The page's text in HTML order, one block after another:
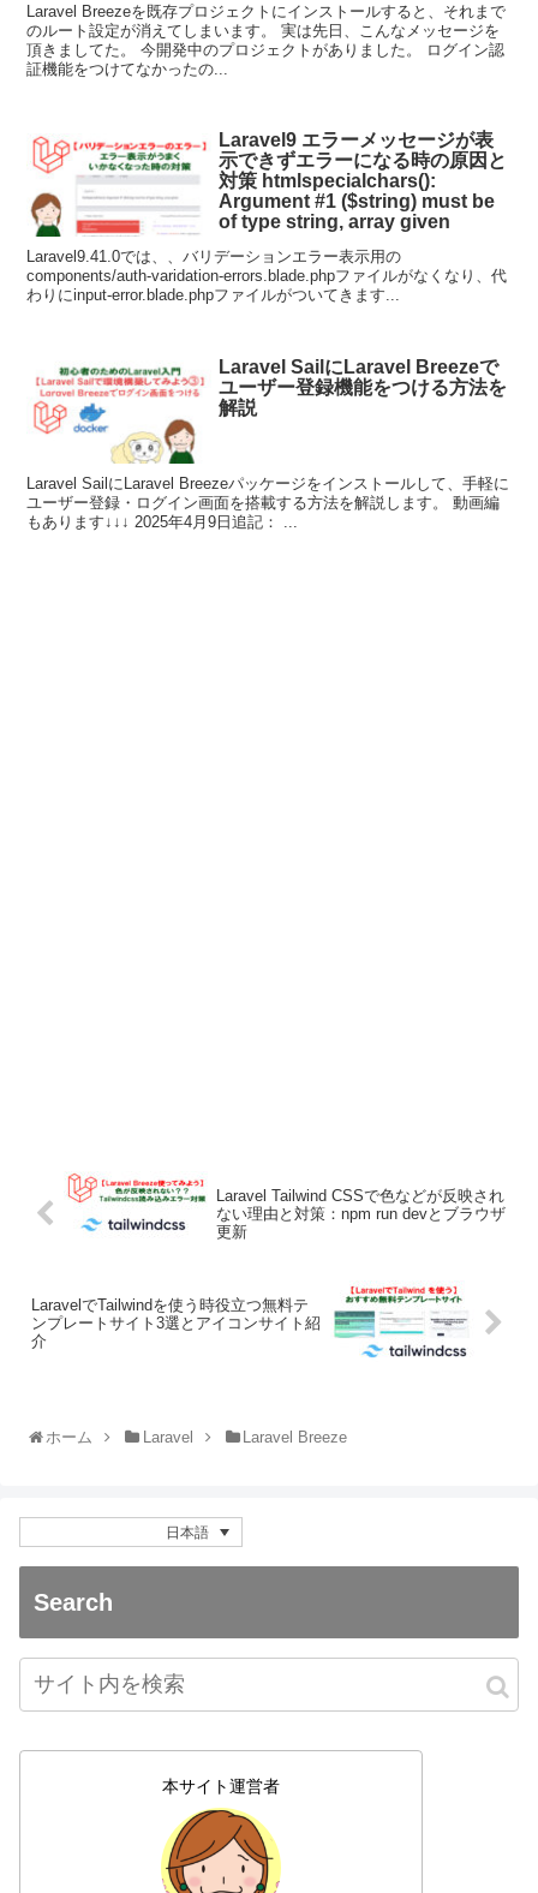
Laravel Breezeを既存プロジェクトにインストールすると、それまで
のルート設定が消えてしまいます。 実は先日、こんなメッセージを
頂きましてた。 今開発中のプロジェクトがありました。 ログイン認
証機能をつけてなかったの...
Laravel9 エラーメッセージが表
示できずエラーになる時の原因と
対策 htmlspecialchars():
Argument #1 ($string) must be
of type string, array given
Laravel9.41.0では、、バリデーションエラー表示用の
components/auth-varidation-errors.blade.phpファイルがなくなり、代
わりにinput-error.blade.phpファイルがついてきます...
Laravel SailにLaravel Breezeで
ユーザー登録機能をつける方法を
解説
Laravel SailにLaravel Breezeパッケージをインストールして、手軽に
ユーザー登録・ログイン画面を搭載する方法を解説します。 動画編
もあります↓↓↓ 2025年4月9日追記： ...
Laravel Tailwind CSSで色などが反映され
ない理由と対策：npm run devとブラウザ
更新
LaravelでTailwindを使う時役立つ無料テ
ンプレートサイト3選とアイコンサイト紹
介
ホーム Laravel Laravel Breeze
日本語
Search
本サイト運営者